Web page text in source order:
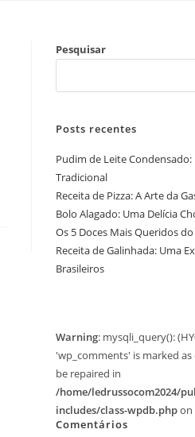
Pesquisar
Posts recentes
Pudim de Leite Condensado:
Tradicional
Receita de Pizza: A Arte da
Bolo Alagado: Uma Delícia
Os 5 Doces Mais Queridos
Receita de Galinhada: Uma
Brasileiros
Warning: mysqli_query():
'wp_comments' is marked
be repaired in
/home/ledrussocom2024/
includes/class-wpdb.phpon
Comentários